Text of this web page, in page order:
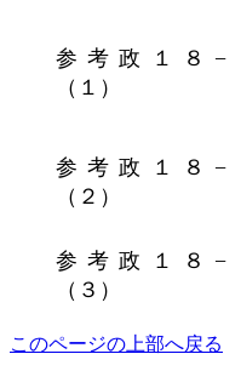
参考政１８−
（１）
参考政１８−
（２）
参考政１８−
（３）
このページの上部へ戻る